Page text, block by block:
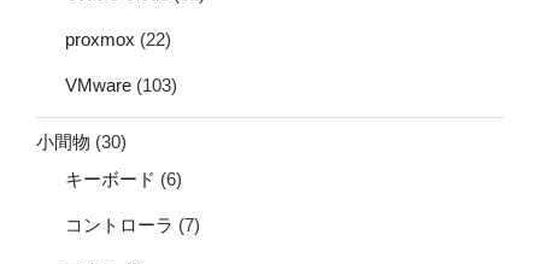
proxmox (22)
VMware (103)
小間物 (30)
キーボード (6)
コントローラ (7)